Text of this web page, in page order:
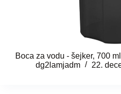
Boca za vodu - šejker, 700 ml
dg2lamjadm
22.